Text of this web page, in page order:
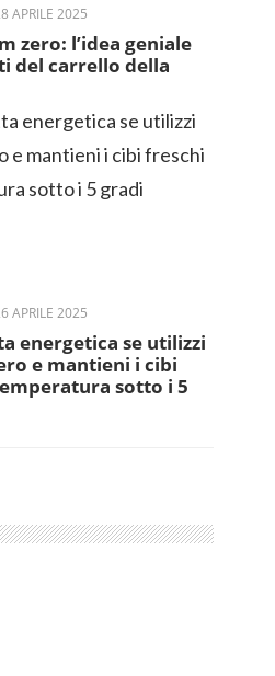
APRILE 2025
zero: l’idea geniale
del carrello della
APRILE 2025
energetica se utilizzi
e mantieni i cibi
sotto i 5